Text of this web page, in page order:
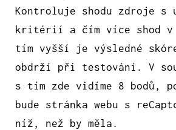
Kontroluje shodu zdroje s
kritérií a čím více shod v
tím vyšší je výsledné
obdrží při testování. V
s tím zde vidíme 8 bodů,
bude stránka webu s
níž, než by měla.